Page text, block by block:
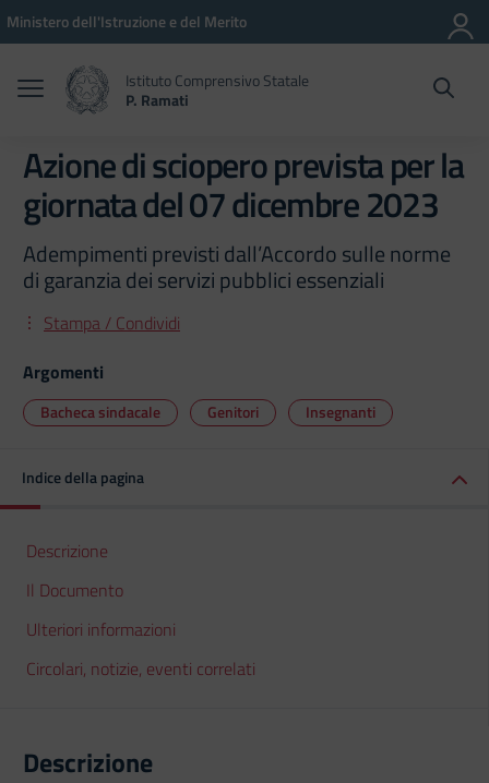
Vai ai contenuti
Vai al menu di navigazione
Vai al footer
Ministero dell'Istruzione e del Merito
Istituto Comprensivo Statale
P. Ramati
Azione di sciopero prevista per la
giornata del 07 dicembre 2023
Adempimenti previsti dall’Accordo sulle norme
di garanzia dei servizi pubblici essenziali
Stampa / Condividi
Argomenti
Bacheca sindacale Genitori Insegnanti
Indice della pagina
Descrizione
Il Documento
Ulteriori informazioni
Circolari, notizie, eventi correlati
Descrizione